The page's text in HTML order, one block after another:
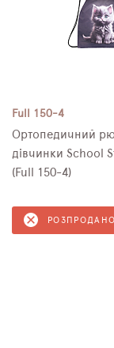
Full 150-4
Ортопедичний
дівчинки School Standard з
(Full 150-4)
РОЗПРОДАНО